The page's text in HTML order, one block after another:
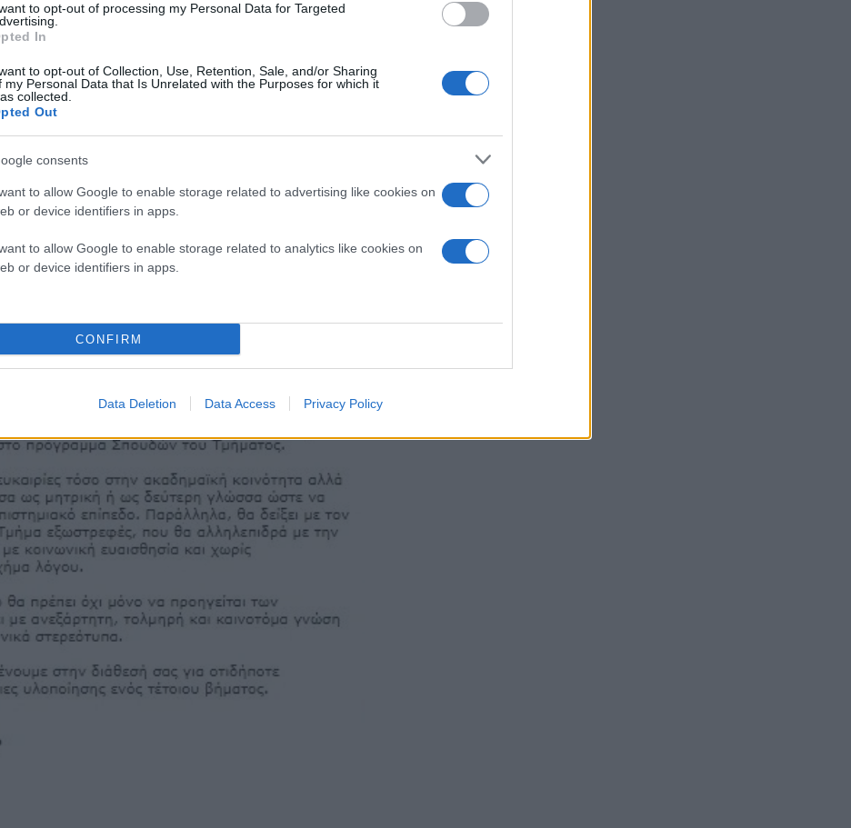
to opt-out of processing my Personal Data for Targeted
In
to opt-out of Collection, Use, Retention, Sale, and/or Sharing
my Personal Data that Is Unrelated with the Purposes for which it
collected.
Out
consents
to allow Google to enable storage related to advertising like cookies on
or device identifiers in apps.
to allow Google to enable storage related to analytics like cookies on
or device identifiers in apps.
CONFIRM
Data Deletion Data Access Privacy Policy